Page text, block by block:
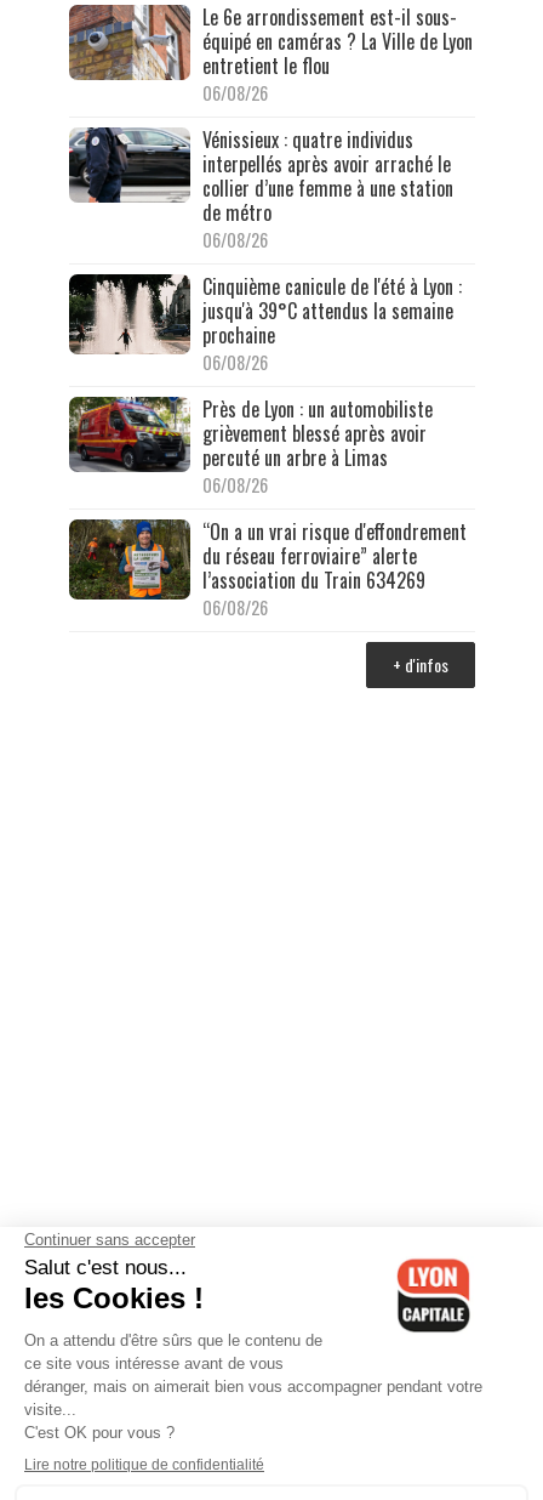
Le 6e arrondissement est-il sous-
équipé en caméras ? La Ville de Lyon
entretient le flou
06/08/26
Vénissieux : quatre individus
interpellés après avoir arraché le
collier d’une femme à une station
de métro
06/08/26
Cinquième canicule de l'été à Lyon :
jusqu'à 39°C attendus la semaine
prochaine
06/08/26
Près de Lyon : un automobiliste
grièvement blessé après avoir
percuté un arbre à Limas
06/08/26
“On a un vrai risque d'effondrement
du réseau ferroviaire” alerte
l’association du Train 634269
06/08/26
+ d'infos